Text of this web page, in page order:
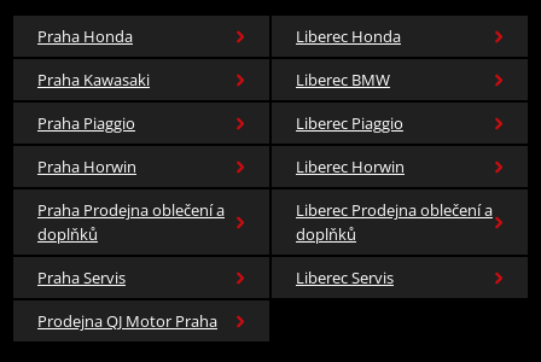
Praha Honda
Liberec Honda
Praha Kawasaki
Liberec BMW
Praha Piaggio
Liberec Piaggio
Praha Horwin
Liberec Horwin
Praha Prodejna oblečení a
doplňků
Liberec Prodejna oblečení a
doplňků
Praha Servis
Liberec Servis
Prodejna QJ Motor Praha